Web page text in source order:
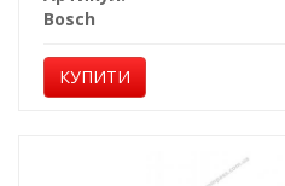
Bosch
КУПИТИ